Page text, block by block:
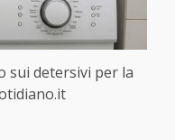
sui detersivi per la